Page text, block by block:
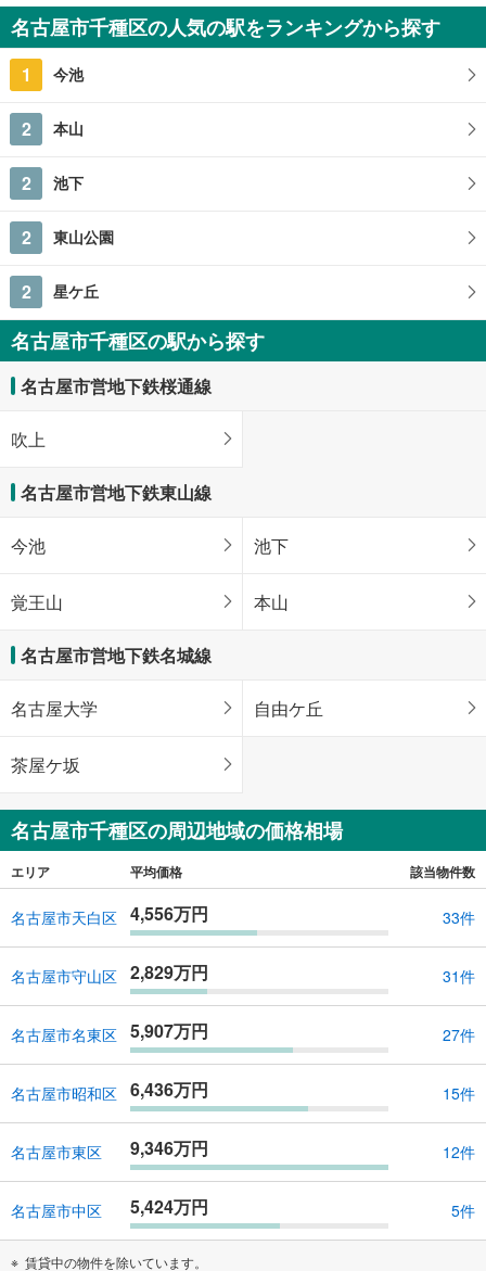
1億1,800万円
5LDK以上
名古屋市千種区の人気の駅をランキングから探す
1 今池
2 本山
2 池下
2 東山公園
2 星ケ丘
名古屋市千種区の駅から探す
名古屋市営地下鉄桜通線
吹上
名古屋市営地下鉄東山線
今池 池下
覚王山 本山
名古屋市営地下鉄名城線
名古屋大学 自由ケ丘
茶屋ケ坂
名古屋市千種区の周辺地域の価格相場
エリア 平均価格 該当物件数
名古屋市天白区 4,556万円 33件
名古屋市守山区 2,829万円 31件
名古屋市名東区 5,907万円 27件
名古屋市昭和区 6,436万円 15件
名古屋市東区 9,346万円 12件
名古屋市中区 5,424万円 5件
賃貸中の物件を除いています。